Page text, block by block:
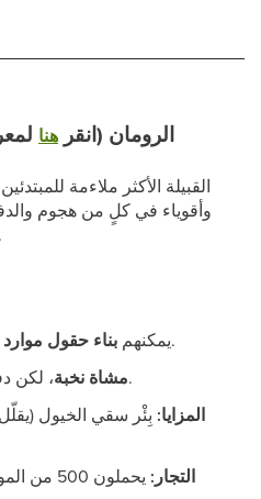
الرومان (انقر هنا
القبيلة الأكثر ملاءمة
وأقوياء في كلٍ من هجوم
أطول وتكلفةً أكبر في التدريب.
يمكنهم بناء حقول .
مشاة نخبة، لكن دفاعهم ضد فرسان ضعيف.
المزايا: بِئْر سقي الخيول
التجار: